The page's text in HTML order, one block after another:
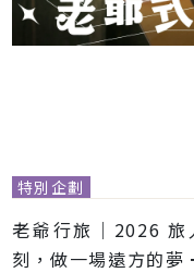
特別企劃
老爺行旅｜2026
刻，做一場遠方的